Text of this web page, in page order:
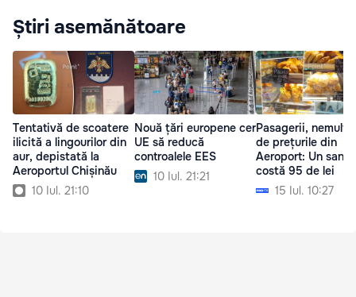
Știri asemănătoare
Tentativă de scoatere
ilicită a lingourilor din
aur, depistată la
Aeroportul Chișinău
10 Iul. 21:10
Nouă țări europene cer
UE să reducă
controalele EES
10 Iul. 21:21
Pasagerii,
de prețurile din
Aeroport: Un
costă 95 de lei
15 Iul. 10:27